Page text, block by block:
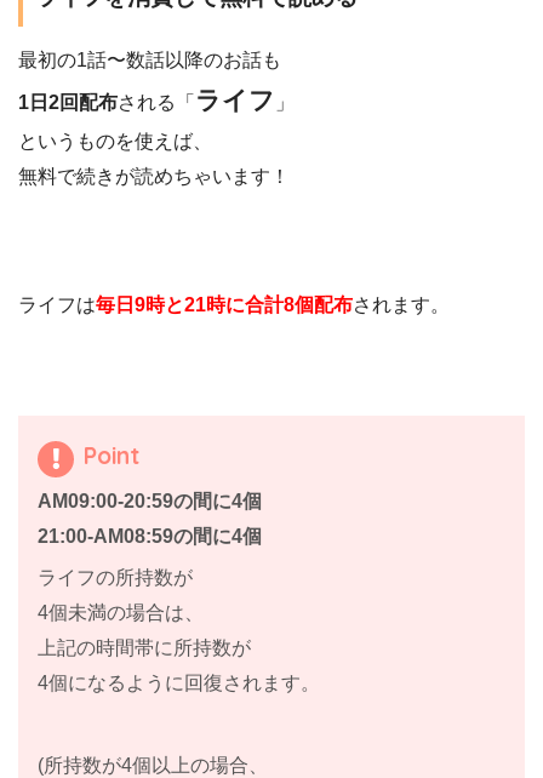
最初の1話〜数話以降のお話も
1日2回配布される「 ライフ 」
というものを使えば、
無料で続きが読めちゃいます！
ライフは毎日9時と21時に合計8個配布されます。
Point
AM09:00-20:59の間に4個
21:00-AM08:59の間に4個
ライフの所持数が
4個未満の場合は、
上記の時間帯に所持数が
4個になるように回復されます。
(所持数が4個以上の場合、